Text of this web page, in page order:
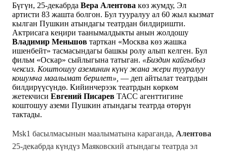
Бүгүн, 25-декабрда Вера Алентова көз жумду, Эл
артисти 83 жашта болгон. Бул тууралуу ал 60 жыл кызмат
кылган Пушкин атындагы театрдан билдиришти.
Актрисага кеңири таанымалдыкты анын жолдошу
Владимир Меньшов тарткан «Москва көз жашка
ишенбейт» тасмасындагы башкы ролу алып келген. Бул
фильм «Оскар» сыйлыгына татыган. «Биздин кайгыбыз
чексиз. Коштошуу аземинин күнү жана жери тууралуу
кошумча маалымат берилет», — деп айтылат театрдын
билдирүүсүндө. Кийинчерээк театрдын көркөм
жетекчиси Евгений Писарев ТАСС агенттигине
коштошуу аземи Пушкин атындагы театрда өтөрүн
тактады.
Msk1 басылмасынын маалыматына караганда, Алентова
25-декабрда күндүз Маяковский атындагы театрда эл